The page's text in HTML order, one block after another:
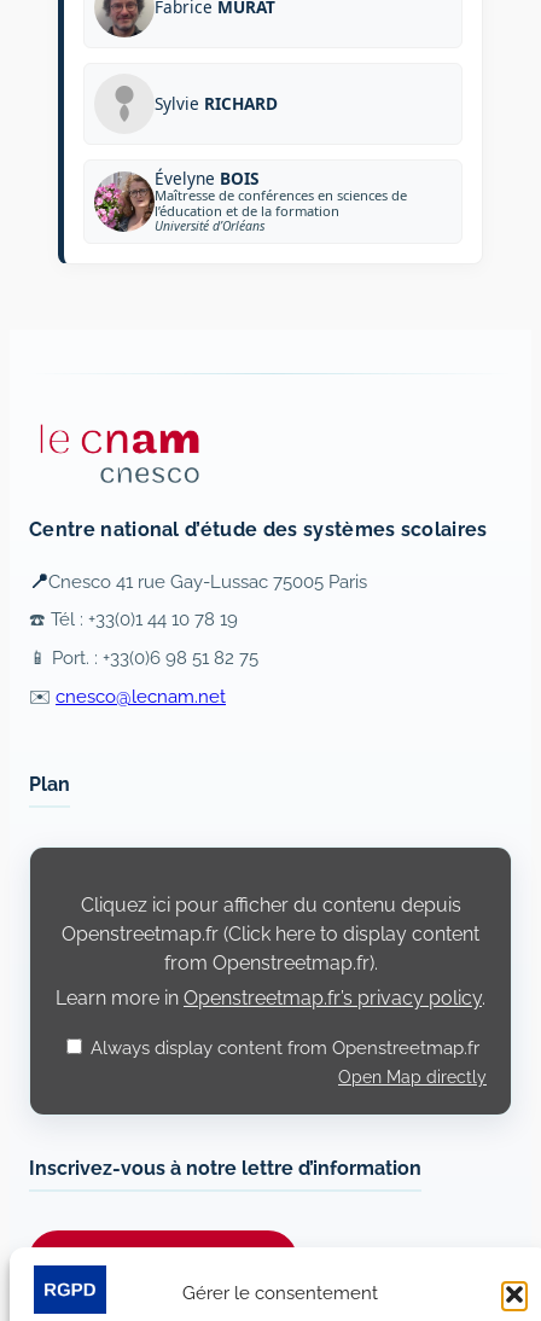
Gérer le consentement
Fabrice MURAT
Sylvie RICHARD
Évelyne BOIS
Maîtresse de conférences en sciences de
l’éducation et de la formation
Université d’Orléans
Centre national d’étude des systèmes scolaires
📍Cnesco 41 rue Gay-Lussac 75005 Paris
☎️ Tél : +33(0)1 44 10 78 19
📱 Port. : +33(0)6 98 51 82 75
✉️ cnesco@lecnam.net
Plan
Display
Openstreetmap.fr
Cliquez ici pour afficher du contenu depuis
Openstreetmap.fr (Click here to display content
from Openstreetmap.fr).
Learn more in Openstreetmap.fr’s privacy policy.
Always display content from Openstreetmap.fr
Open Map directly
Inscrivez-vous à notre lettre d’information